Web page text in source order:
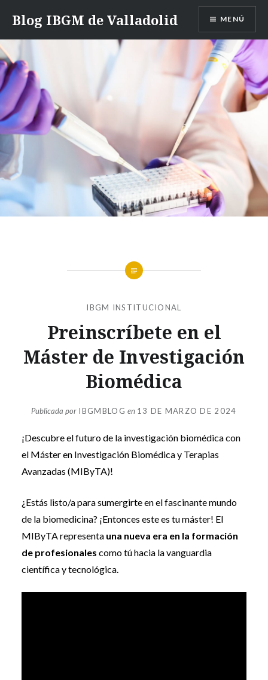
contenido
Blog IBGM de Valladolid MENÚ
IBGM INSTITUCIONAL
Preinscríbete en el
Máster de Investigación
Biomédica
Publicada por IBGMBLOG en 13 DE MARZO DE 2024
¡Descubre el futuro de la investigación biomédica con
el Máster en Investigación Biomédica y Terapias
Avanzadas (MIByTA)!
¿Estás listo/a para sumergirte en el fascinante mundo
de la biomedicina? ¡Entonces este es tu máster! El
MIByTA representa una nueva era en la formación
de profesionales como tú hacia la vanguardia
científica y tecnológica.